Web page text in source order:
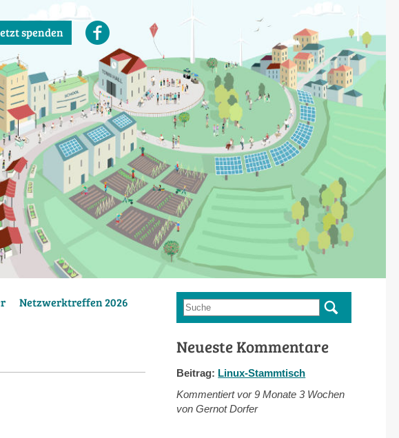
spenden
Netzwerktreffen 2026
Suchformular
Suche
Neueste Kommentare
Beitrag: Linux-Stammtisch
Kommentiert vor9 Monate 3 Wochen
von Gernot Dorfer